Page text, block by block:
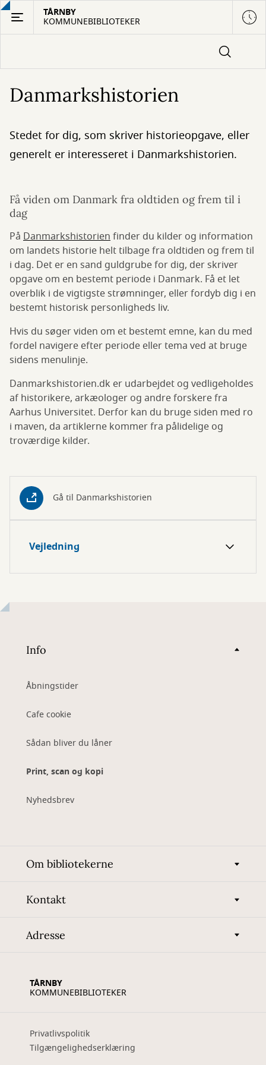
Gå
hovedindhold
TÅRNBY
KOMMUNEBIBLIOTEKER
Danmarkshistorien
Stedet for dig, som skriver historieopgave, eller
generelt er interesseret i Danmarkshistorien.
Få viden om Danmark fra oldtiden og frem til i
dag
På Danmarkshistorienfinder du kilder og information
om landets historie helt tilbage fra oldtiden og frem til
i dag. Det er en sand guldgrube for dig, der skriver
opgave om en bestemt periode i Danmark. Få et let
overblik i de vigtigste strømninger, eller fordyb dig i en
bestemt historisk personligheds liv.
Hvis du søger viden om et bestemt emne, kan du med
fordel navigere efter periode eller tema ved at bruge
sidens menulinje.
Danmarkshistorien.dk er udarbejdet og vedligeholdes
af historikere, arkæologer og andre forskere fra
Aarhus Universitet. Derfor kan du bruge siden med ro
i maven, da artiklerne kommer fra pålidelige og
troværdige kilder.
Gå til Danmarkshistorien
Vejledning
Info
Åbningstider
Cafe cookie
Sådan bliver du låner
Print, scan og kopi
Nyhedsbrev
Om bibliotekerne
Kontakt
Adresse
TÅRNBY
KOMMUNEBIBLIOTEKER
Privatlivspolitik
Tilgængelighedserklæring